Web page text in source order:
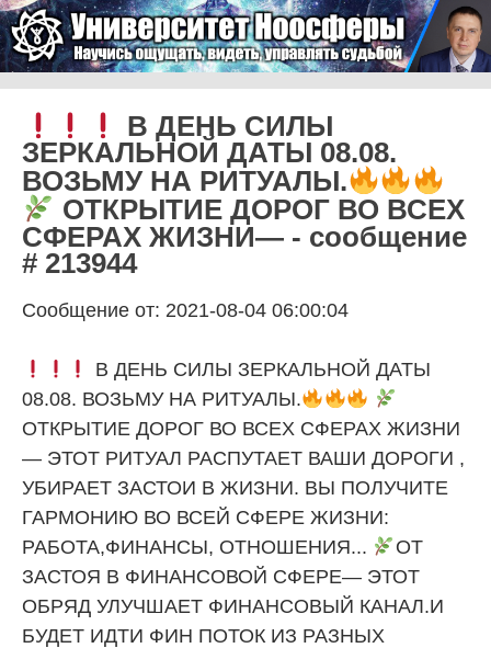
Университет Ноосферы
В ДЕНЬ СИЛЫ
ЗЕРКАЛЬНОЙ ДАТЫ 08.08.
ВОЗЬМУ НА РИТУАЛЫ.
ОТКРЫТИЕ ДОРОГ ВО ВСЕХ
СФЕРАХ ЖИЗНИ— - сообщение
# 213944
Сообщение от: 2021-08-04 06:00:04
В ДЕНЬ СИЛЫ ЗЕРКАЛЬНОЙ ДАТЫ
08.08. ВОЗЬМУ НА РИТУАЛЫ.
ОТКРЫТИЕ ДОРОГ ВО ВСЕХ СФЕРАХ ЖИЗНИ
— ЭТОТ РИТУАЛ РАСПУТАЕТ ВАШИ ДОРОГИ ,
УБИРАЕТ ЗАСТОИ В ЖИЗНИ. ВЫ ПОЛУЧИТЕ
ГАРМОНИЮ ВО ВСЕЙ СФЕРЕ ЖИЗНИ:
РАБОТА,ФИНАНСЫ, ОТНОШЕНИЯ...
ОТ
ЗАСТОЯ В ФИНАНСОВОЙ СФЕРЕ— ЭТОТ
ОБРЯД УЛУЧШАЕТ ФИНАНСОВЫЙ КАНАЛ.И
БУДЕТ ИДТИ ФИН ПОТОК ИЗ РАЗНЫХ